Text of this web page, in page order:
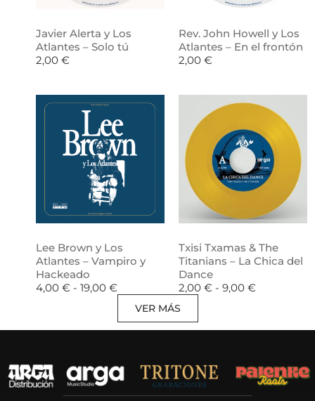
Javier Alerta y Los
Atlantes – Solo tú
2,00 €
Rev. John Howell y Los
Atlantes – En el frontón
2,00 €
Lee Brown y Los
Atlantes – Vampiro y
Hackeado
4,00 € - 19,00 €
Txisi Txamas & The
Titanians – La Chica del
Dance
2,00 € - 9,00 €
VER MÁS